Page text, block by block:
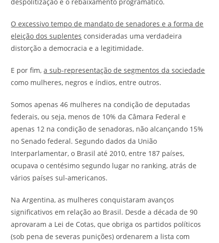
O excessivo tempo de mandato de senadores e a forma de
eleição dos suplentes consideradas uma verdadeira
distorção a democracia e a legitimidade.
E por fim,a sub-representação de segmentos da sociedade
como mulheres, negros e índios, entre outros.
Somos apenas 46 mulheres na condição de deputadas
federais, ou seja, menos de 10% da Câmara Federal e
apenas 12 na condição de senadoras, não alcançando 15%
no Senado federal. Segundo dados da União
Interparlamentar, o Brasil até 2010, entre 187 países,
ocupava o centésimo segundo lugar no ranking, atrás de
vários países sul-americanos.
Na Argentina, as mulheres conquistaram avanços
significativos em relação ao Brasil. Desde a década de 90
aprovaram a Lei de Cotas, que obriga os partidos políticos
(sob pena de severas punições) ordenarem a lista com